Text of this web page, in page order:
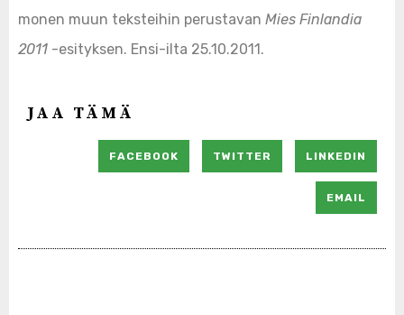
monen muun teksteihin perustavan Mies Finlandia
2011 -esityksen. Ensi-ilta 25.10.2011.
JAA TÄMÄ
FACEBOOK TWITTER LINKEDIN
EMAIL